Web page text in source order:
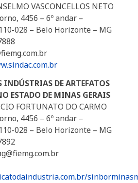
VASCONCELLOS NETO
4456 – 6º andar –
028 – Belo Horizonte – MG
DE ARTEFATOS
ESTADO DE MINAS GERAIS
FORTUNATO DO CARMO
4456 – 6º andar –
028 – Belo Horizonte – MG